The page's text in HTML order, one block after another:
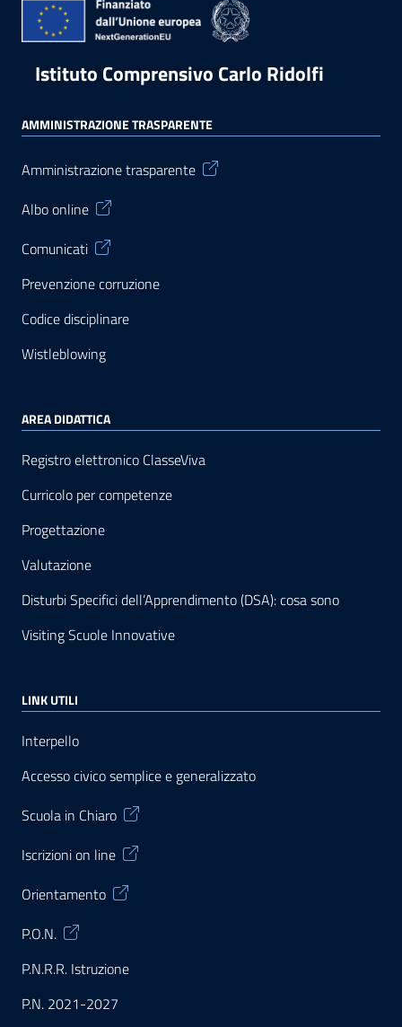
Istituto Comprensivo Carlo Ridolfi
AMMINISTRAZIONE TRASPARENTE
Amministrazione trasparente
Albo online
Comunicati
Prevenzione corruzione
Codice disciplinare
Wistleblowing
AREA DIDATTICA
Registro elettronico ClasseViva
Curricolo per competenze
Progettazione
Valutazione
Disturbi Specifici dell’Apprendimento (DSA): cosa sono
Visiting Scuole Innovative
LINK UTILI
Interpello
Accesso civico semplice e generalizzato
Scuola in Chiaro
Iscrizioni on line
Orientamento
P.O.N.
P.N.R.R. Istruzione
P.N. 2021-2027